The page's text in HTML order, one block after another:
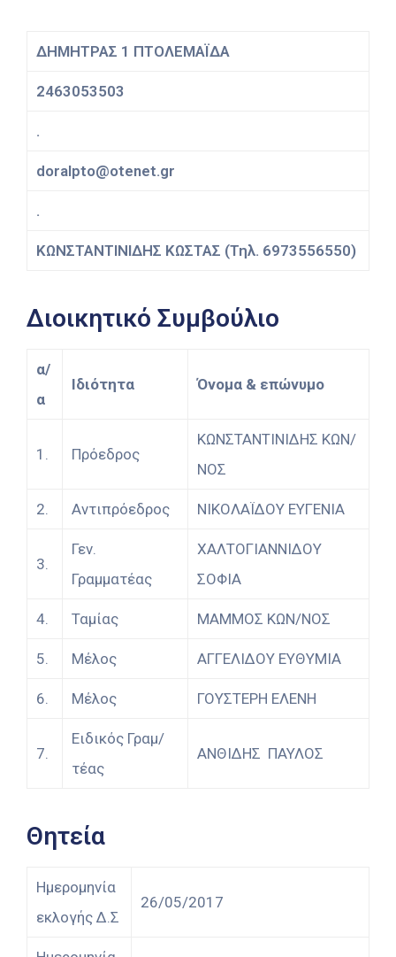
ΔΗΜΗΤΡΑΣ 1 ΠΤΟΛΕΜΑΪΔΑ
2463053503
.
doralpto@otenet.gr
.
ΚΩΝΣΤΑΝΤΙΝΙΔΗΣ ΚΩΣΤΑΣ (Τηλ. 6973556550)
Διοικητικό Συμβούλιο
α/
α
Ιδιότητα Όνομα & επώνυμο
1. Πρόεδρος
ΚΩΝΣΤΑΝΤΙΝΙΔΗΣ ΚΩΝ/
ΝΟΣ
2. Αντιπρόεδρος ΝΙΚΟΛΑΪΔΟΥ ΕΥΓΕΝΙΑ
3.
Γεν.
Γραμματέας
ΧΑΛΤΟΓΙΑΝΝΙΔΟΥ
ΣΟΦΙΑ
4. Ταμίας ΜΑΜΜΟΣ ΚΩΝ/ΝΟΣ
5. Μέλος ΑΓΓΕΛΙΔΟΥ ΕΥΘΥΜΙΑ
6. Μέλος ΓΟΥΣΤΕΡΗ ΕΛΕΝΗ
7.
Ειδικός Γραμ/
τέας
ΑΝΘΙΔΗΣ ΠΑΥΛΟΣ
Θητεία
Ημερομηνία
εκλογής Δ.Σ
26/05/2017